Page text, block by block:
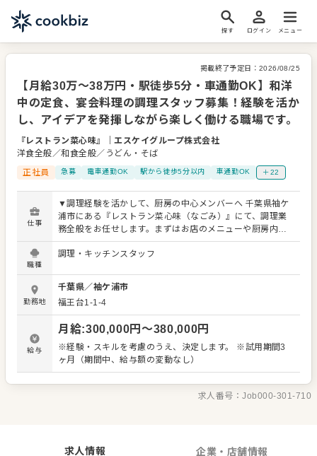
探す ログイン メニュー
掲載終了予定日： 2026/08/25
【月給30万～38万円・駅徒歩5分・車通勤OK】和洋
中の定食、宴会料理の調理スタッフ募集！経験を活か
し、アイデアを発揮しながら楽しく働ける職場です。
『レストラン菜心味』 ｜エスケイグループ株式会社
洋食全般／和食全般／うどん・そば
正社員
急募 電車通勤OK 駅から徒歩5分以内 車通勤OK ＋22
仕事
▼調理経験を活かして、厨房の中心メンバーへ 千葉県袖ケ
浦市にある『レストラン菜心味（なごみ）』にて、調理業
務全般をお任せします。まずはお店のメニューや厨房内の
流れを覚えることからスタート。これまでの経験や得意分
野に合わせて、無理のない範囲から担当していただきま
ルに慣れていける環境です。 ▼仕込みから盛り付けまで幅
広く担当 主な業務は、食材の仕込み、調理、盛り付け、食
材の在庫管理、厨房内の衛生管理、清掃など。ランチ・デ
ィナーそれぞれの営業に向けて、スタッフ同士で声を掛け
合いながら準備を進めます。調理経験がある方であれば、
和食・洋食・中華などジャンルは問いません。これまで培
ってきた包丁さばきや段取り力、味付けの感覚などを活か
の良い職場 慣れてきた後は、日々の調理だけでなく、メニ
ューやオペレーションに関する意見も歓迎します。「この
ミドル・シニア層の方も歓迎。落ち着いた環境で、調理の
職種
調理・キッチンスタッフ
勤務地
千葉県／袖ケ浦市
福王台1-1-4
給与
月給:300,000円〜380,000円
※経験・スキルを考慮のうえ、決定します。 ※試用期間3
ヶ月（期間中、給与額の変動なし）
求人番号：Job000-301-710
求人情報 企業・店舗情報